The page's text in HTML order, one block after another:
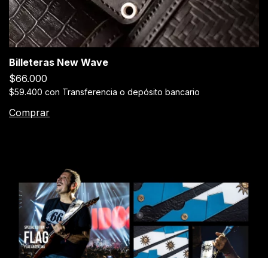
Billeteras New Wave
$66.000
$59.400 con Transferencia o depósito bancario
Comprar